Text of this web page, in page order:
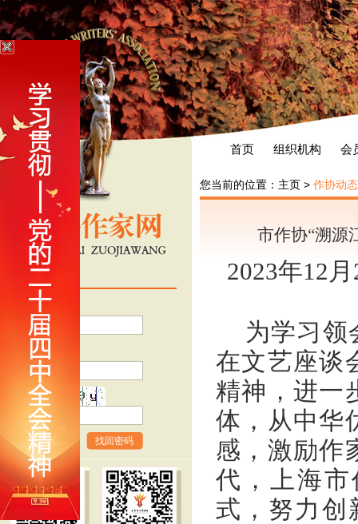
首页 组织机构 会
密 码
验证码
找回密码
您当前的位置： 主页 > 作协动态
市作协“溯源
2023年12
为学习领
在文艺座谈
精神，进一
体，从中华
感，激励作
代，上海
式，努力创